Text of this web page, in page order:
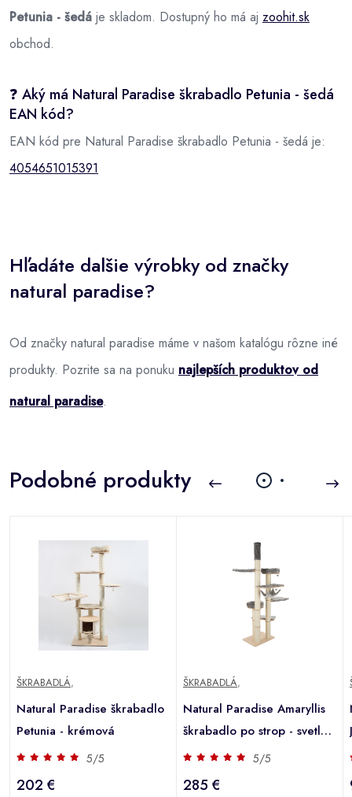
Petunia - šedá je skladom. Dostupný ho má aj zoohit.sk
obchod.
❓ Aký má Natural Paradise škrabadlo Petunia - šedá
EAN kód?
EAN kód pre Natural Paradise škrabadlo Petunia - šedá je:
4054651015391
Hľadáte dalšie výrobky od značky
natural paradise?
Od značky natural paradise máme v našom katalógu rôzne iné
produkty. Pozrite sa na ponuku najlepších produktov od
natural paradise.
Podobné produkty
ŠKRABADLÁ,
Natural Paradise škrabadlo
Petunia - krémová
5/5
202 €
ŠKRABADLÁ,
Natural Paradise Amaryllis
škrabadlo po strop - svetlo
šedá (2 balíky*)
5/5
285 €